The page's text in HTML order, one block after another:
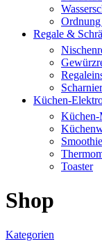
Regale &
Küchen-
Toaster
Shop
Kategorien